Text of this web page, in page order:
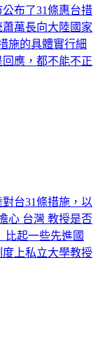
布了31條惠台措
萬長向大陸國家
施的具體實行細
應，都不能不正
台31條措施，以
心 台灣 教授是否
比起一些先進國
上私立大學教授